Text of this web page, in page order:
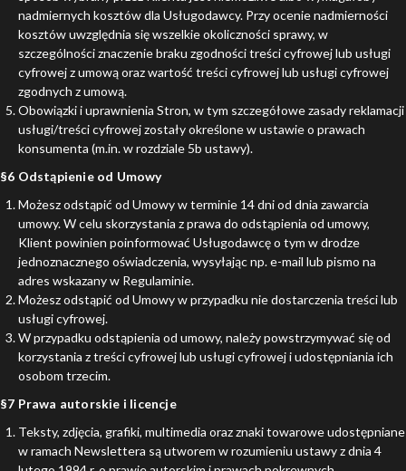
nadmiernych kosztów dla Usługodawcy. Przy ocenie nadmierności
kosztów uwzględnia się wszelkie okoliczności sprawy, w
szczególności znaczenie braku zgodności treści cyfrowej lub usługi
cyfrowej z umową oraz wartość treści cyfrowej lub usługi cyfrowej
zgodnych z umową.
Obowiązki i uprawnienia Stron, w tym szczegółowe zasady reklamacji
usługi/treści cyfrowej zostały określone w ustawie o prawach
konsumenta (m.in. w rozdziale 5b ustawy).
§6 Odstąpienie od Umowy
Możesz odstąpić od Umowy w terminie 14 dni od dnia zawarcia
umowy. W celu skorzystania z prawa do odstąpienia od umowy,
Klient powinien poinformować Usługodawcę o tym w drodze
jednoznacznego oświadczenia, wysyłając np. e-mail lub pismo na
adres wskazany w Regulaminie.
Możesz odstąpić od Umowy w przypadku nie dostarczenia treści lub
usługi cyfrowej.
W przypadku odstąpienia od umowy, należy powstrzymywać się od
korzystania z treści cyfrowej lub usługi cyfrowej i udostępniania ich
osobom trzecim.
§7 Prawa autorskie i licencje
Teksty, zdjęcia, grafiki, multimedia oraz znaki towarowe udostępniane
w ramach Newslettera są utworem w rozumieniu ustawy z dnia 4